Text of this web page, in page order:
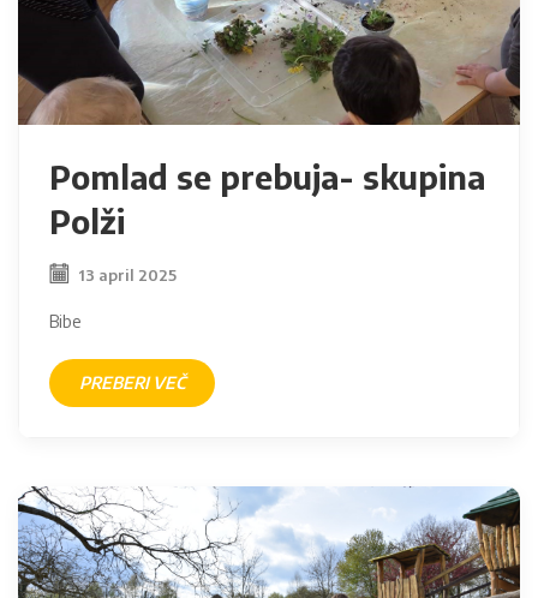
Pomlad se prebuja- skupina
Polži
13 april 2025
Bibe
PREBERI VEČ